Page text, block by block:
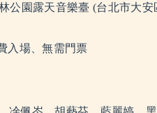
公園露天音樂臺 (台北市大安
入場、無需門票